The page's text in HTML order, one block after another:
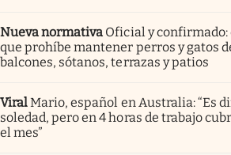
Nueva normativa Oficial y
que prohíbe mantener perros y gatos
balcones, sótanos, terrazas y patios
ViralMario, español en Australia: “Es
soledad, pero en 4 horas de trabajo
el mes”